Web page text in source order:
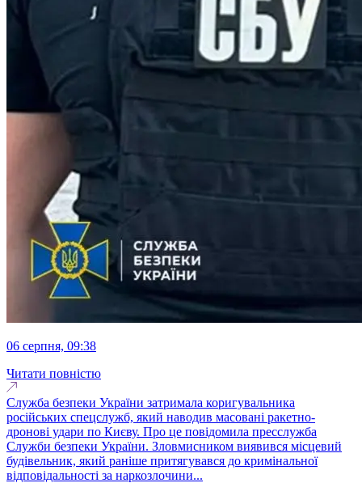
06 серпня, 09:38
Читати повністю
Служба безпеки України затримала коригувальника
російських спецслужб, який наводив масовані ракетно-
дронові удари по Києву. Про це повідомила пресслужба
Служби безпеки України. Зловмисником виявився місцевий
будівельник, який раніше притягувався до кримінальної
відповідальності за наркозлочини...